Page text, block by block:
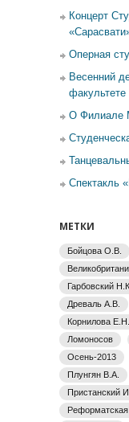
Концерт
Оперная
Весенний
О Филиале
МЕТКИ
Бойцова О.В.
Гарбовский Н.К.
Древаль А.В.
Корнилова Е.Н.
Ломоносов
Осень-2013
Плунгян В.А.
Пристанский